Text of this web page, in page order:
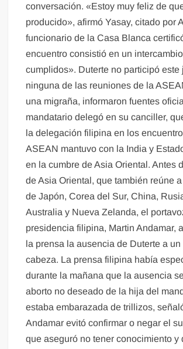
conversación. «Estoy muy feliz de
producido», afirmó Yasay, citado por
funcionario de la Casa Blanca
encuentro consistió en un
cumplidos». Duterte no participó este
ninguna de las reuniones de la
una migraña, informaron fuentes
mandatario delegó en su canciller,
la delegación filipina en los
ASEAN mantuvo con la India y
en la cumbre de Asia Oriental. Antes
de Asia Oriental, que también reúne
de Japón, Corea del Sur, China,
Australia y Nueva Zelanda, el
presidencia filipina, Martin Andamar,
la prensa la ausencia de Duterte a
cabeza. La prensa filipina había
durante la mañana que la ausencia
aborto no deseado de la hija del
estaba embarazada de trillizos,
Andamar evitó confirmar o negar el
que aseguró no tener conocimiento y